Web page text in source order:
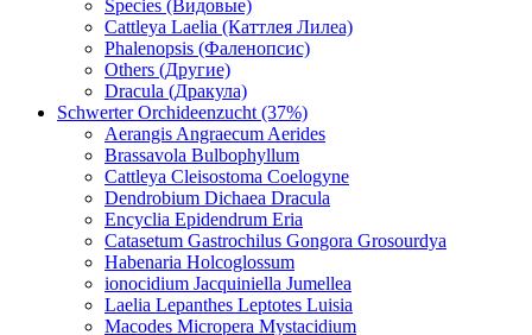
Species (Видовые)
Cattleya Laelia (Каттлея Лилеа)
Phalenopsis (Фаленопсис)
Others (Другие)
Dracula (Дракула)
Schwerter Orchideenzucht (37%)
Aerangis Angraecum Aerides
Brassavola Bulbophyllum
Cattleya Cleisostoma Coelogyne
Dendrobium Dichaea Dracula
Encyclia Epidendrum Eria
Catasetum Gastrochilus Gongora Grosourdya
Habenaria Holcoglossum
ionocidium Jacquiniella Jumellea
Laelia Lepanthes Leptotes Luisia
Macodes Micropera Mystacidium